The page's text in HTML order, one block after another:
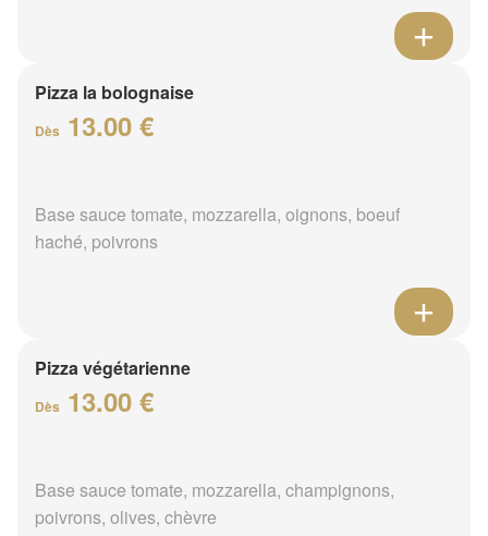
Pizza la bolognaise
Dès 13.00 €
Base sauce tomate, mozzarella, oignons, boeuf
haché, poivrons
Pizza végétarienne
Dès 13.00 €
Base sauce tomate, mozzarella, champignons,
poivrons, olives, chèvre